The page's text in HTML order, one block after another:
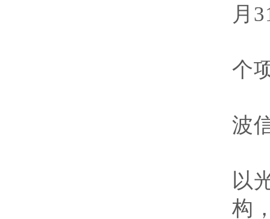
月
个
波
以
构